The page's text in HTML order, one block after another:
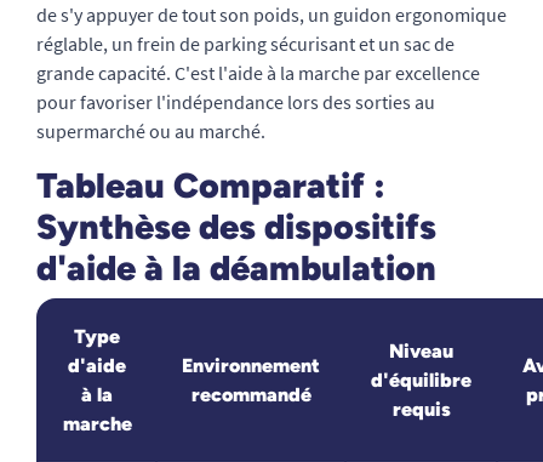
de s'y appuyer de tout son poids, un guidon ergonomique
réglable, un frein de parking sécurisant et un sac de
grande capacité. C'est l'aide à la marche par excellence
pour favoriser l'indépendance lors des sorties au
supermarché ou au marché.
Tableau Comparatif :
Synthèse des dispositifs
d'aide à la déambulation
Type
d'aide
à la
marche
Environnement
recommandé
Niveau
d'équilibre
requis